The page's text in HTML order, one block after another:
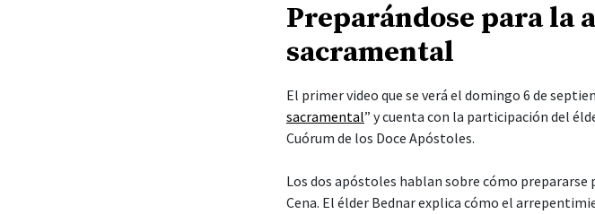
Preparándose para la
sacramental
El primer video que se verá el domingo 6 de
sacramental” y cuenta con la participación del
Cuórum de los Doce Apóstoles.
Los dos apóstoles hablan sobre cómo
Cena. El élder Bednar explica cómo el